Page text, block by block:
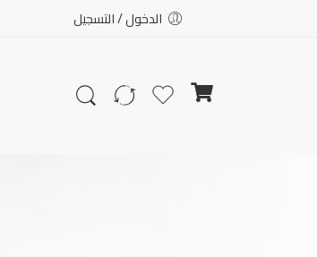
الدخول / التسجيل